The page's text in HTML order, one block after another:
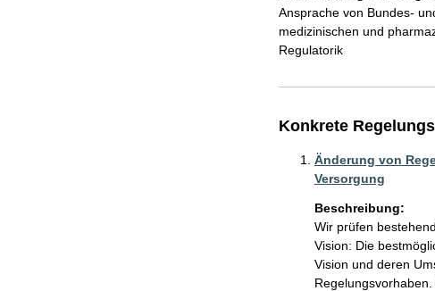
Ansprache von Bundes-
medizinischen und
Regulatorik
Konkrete
Änderung von
Versorgung
Beschreibung:
Wir prüfen
Vision: Die
Vision und deren